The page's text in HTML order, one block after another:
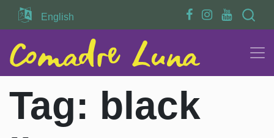
English
Search
Tag: black